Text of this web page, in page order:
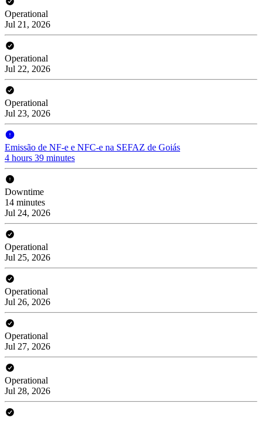
Operational
Jul 21, 2026
Operational
Jul 22, 2026
Operational
Jul 23, 2026
Emissão de NF-e e NFC-e na SEFAZ de Goiás
4 hours 39 minutes
Downtime
14 minutes
Jul 24, 2026
Operational
Jul 25, 2026
Operational
Jul 26, 2026
Operational
Jul 27, 2026
Operational
Jul 28, 2026